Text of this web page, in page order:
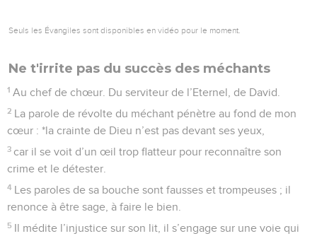
Seuls les Évangiles sont disponibles en vidéo pour le moment.
Ne t'irrite pas du succès des méchants
1 Au chef de chœur. Du serviteur de l’Eternel, de David.
2 La parole de révolte du méchant pénètre au fond de mon
cœur : *la crainte de Dieu n’est pas devant ses yeux,
3 car il se voit d’un œil trop flatteur pour reconnaître son
crime et le détester.
4 Les paroles de sa bouche sont fausses et trompeuses ; il
renonce à être sage, à faire le bien.
5 Il médite l’injustice sur son lit, il s’engage sur une voie qui